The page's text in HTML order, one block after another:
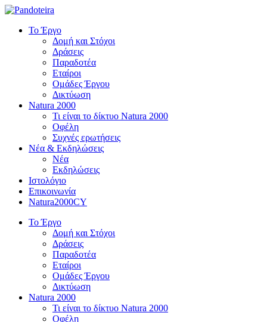
Το Έργο
Δομή και Στόχοι
Δράσεις
Παραδοτέα
Εταίροι
Ομάδες Έργου
Δικτύωση
Natura 2000
Τι είναι το δίκτυο Natura 2000
Οφέλη
Συχνές ερωτήσεις
Νέα & Εκδηλώσεις
Νέα
Εκδηλώσεις
Ιστολόγιο
Επικοινωνία
Natura2000CY
Το Έργο
Δομή και Στόχοι
Δράσεις
Παραδοτέα
Εταίροι
Ομάδες Έργου
Δικτύωση
Natura 2000
Τι είναι το δίκτυο Natura 2000
Οφέλη